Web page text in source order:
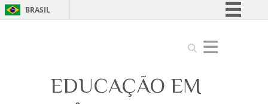
BRASIL
Comunica BR
Acesso à informação
Search
EDUCAÇÃO EM